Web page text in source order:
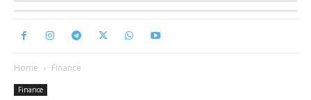
Home Finance
Finance